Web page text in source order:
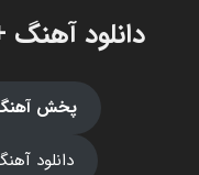
دانلود
پخش
دانلود